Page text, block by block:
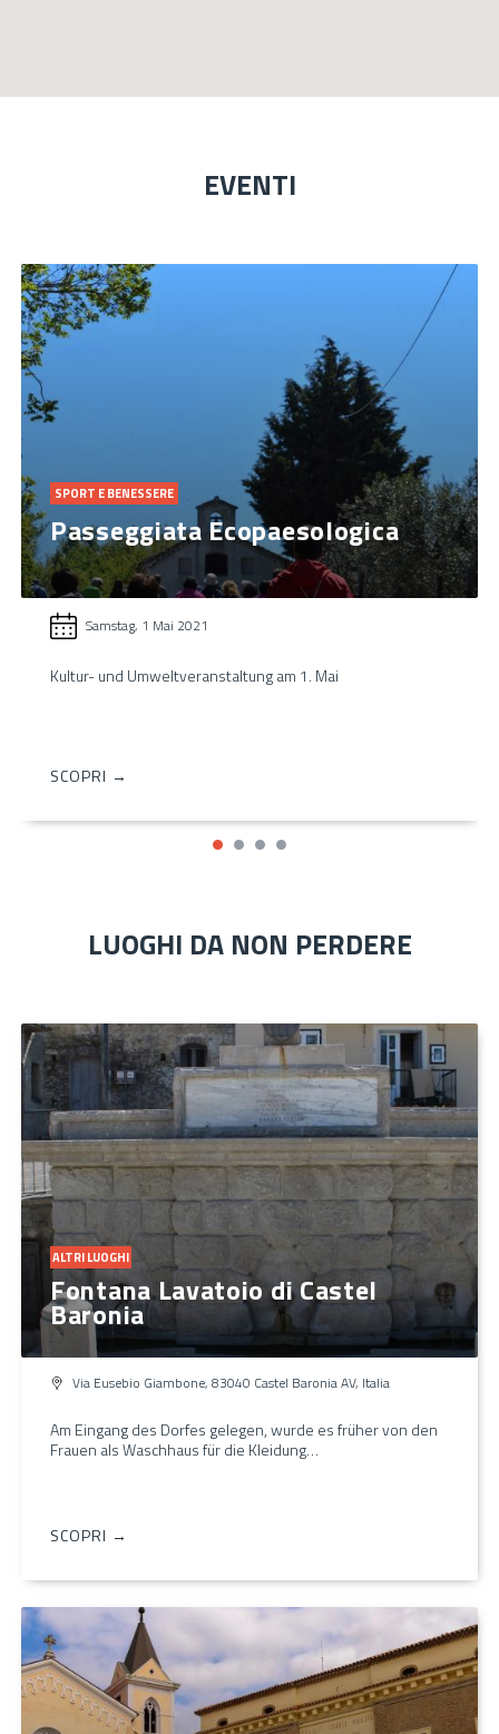
EVENTI
SPORT E BENESSERE
Passeggiata Ecopaesologica
Samstag, 1 Mai 2021
Kultur- und Umweltveranstaltung am 1. Mai
SCOPRI →
LUOGHI DA NON PERDERE
ALTRI LUOGHI
Fontana Lavatoio di Castel
Baronia
Via Eusebio Giambone, 83040 Castel Baronia AV, Italia
Am Eingang des Dorfes gelegen, wurde es früher von den
Frauen als Waschhaus für die Kleidung…
SCOPRI →